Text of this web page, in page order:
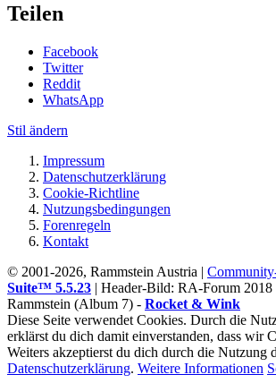
Teilen
Facebook
Twitter
Reddit
WhatsApp
Stil ändern
Impressum
Datenschutzerklärung
Cookie-Richtline
Nutzungsbedingungen
Forenregeln
Kontakt
© 2001-2026, Rammstein Austria |
Suite™ 5.5.23 | Header-Bild: RA-Forum 2018
Rammstein (Album 7) - Rocket & Wink
Diese Seite verwendet Cookies. Durch die
erklärst du dich damit einverstanden, dass wir
Weiters akzeptierst du dich durch die Nutzung
Datenschutzerklärung. Weitere Informationen